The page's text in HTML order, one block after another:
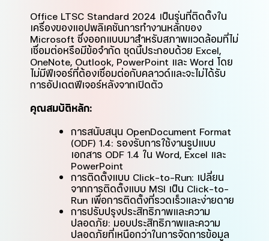
Office LTSC Standard 2024 เป็นรุ่นที่ติดตั้งใน
เครื่องของแอปพลิเคชันการทำงานหลักของ
Microsoft ซึ่งออกแบบมาสำหรับสภาพแวดล้อมที่ไม่
เชื่อมต่อหรือมีข้อจำกัด ชุดนี้ประกอบด้วย Excel,
OneNote, Outlook, PowerPoint และ Word โดย
ไม่มีฟีเจอร์ที่ต้องเชื่อมต่อกับคลาวด์และจะไม่ได้รับ
การอัปเดตฟีเจอร์หลังจากเปิดตัว
คุณสมบัติหลัก:
การสนับสนุน OpenDocument Format
(ODF) 1.4: รองรับการใช้งานรูปแบบ
เอกสาร ODF 1.4 ใน Word, Excel และ
PowerPoint
การติดตั้งแบบ Click-to-Run: เปลี่ยน
จากการติดตั้งแบบ MSI เป็น Click-to-
Run เพื่อการติดตั้งที่รวดเร็วและง่ายดาย
การปรับปรุงประสิทธิภาพและความ
ปลอดภัย: มอบประสิทธิภาพและความ
ปลอดภัยที่เหนือกว่าในการจัดการข้อมูล